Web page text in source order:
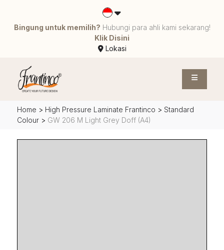
Bingung untuk memilih? Hubungi para ahli kami sekarang!
Klik Disini
Lokasi
Home > High Pressure Laminate Frantinco >Standard
Colour > GW 206 M Light Grey Doff (A4)